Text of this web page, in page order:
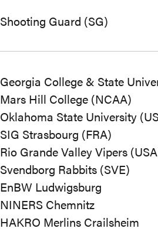
Shooting Guard (SG)
Georgia College & State
Mars Hill College (NCAA)
Oklahoma State University
SIG Strasbourg (FRA)
Rio Grande Valley Vipers
Svendborg Rabbits (SVE)
EnBW Ludwigsburg
NINERS Chemnitz
HAKRO Merlins Crailsheim